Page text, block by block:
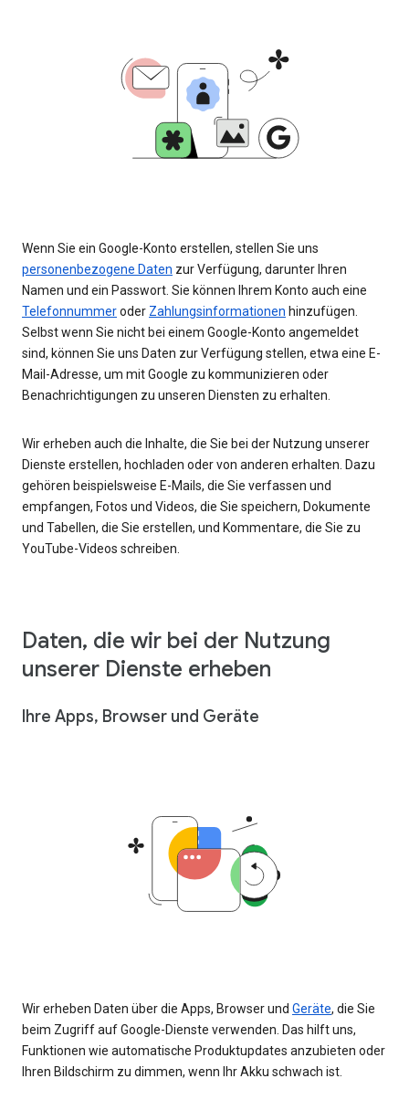
Wenn Sie ein Google-Konto erstellen, stellen Sie uns
personenbezogene Daten zur Verfügung, darunter Ihren
Namen und ein Passwort. Sie können Ihrem Konto auch eine
Telefonnummeroder Zahlungsinformationen hinzufügen.
Selbst wenn Sie nicht bei einem Google-Konto angemeldet
sind, können Sie uns Daten zur Verfügung stellen, etwa eine E-
Mail-Adresse, um mit Google zu kommunizieren oder
Benachrichtigungen zu unseren Diensten zu erhalten.
Wir erheben auch die Inhalte, die Sie bei der Nutzung unserer
Dienste erstellen, hochladen oder von anderen erhalten. Dazu
gehören beispielsweise E-Mails, die Sie verfassen und
empfangen, Fotos und Videos, die Sie speichern, Dokumente
und Tabellen, die Sie erstellen, und Kommentare, die Sie zu
YouTube-Videos schreiben.
Daten, die wir bei der Nutzung
unserer Dienste erheben
Ihre Apps, Browser und Geräte
Wir erheben Daten über die Apps, Browser und Geräte, die Sie
beim Zugriff auf Google-Dienste verwenden. Das hilft uns,
Funktionen wie automatische Produktupdates anzubieten oder
Ihren Bildschirm zu dimmen, wenn Ihr Akku schwach ist.